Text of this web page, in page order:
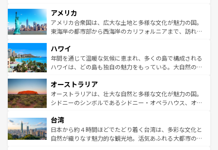
ンツ一覧を参照してほしい。
の建物がそのまま残る町や、スイスならではのユニークな
博物館もあり、アルプス観光だけでなく町歩きも満喫する
ことができる。国民の所得が高いため物価も高いが、旅行
ば市内交通費無料で観光を楽しむこともできる。 なお、新
着のスイス情報はコンテンツ一覧 を参照してほしい。
アメリカ
アメリカ合衆国は、広大な土地と多様な文化が魅力の国。
東海岸の都市部から西海岸のカリフォルニアまで、訪れる
のような巨大都市は、観光、ショッピング、エンターテイ
ンメントが詰まった刺激的なスポットだ。一方、アメリカ
西部には大自然が広がり、グランドキャニオンやイエロー
部のニューオーリンズでは、音楽と美食が融合した独特の
文化が魅力。旅行者はアメリカの各地域で異なる魅力を楽
しみながら、その多様性と豊かな歴史を感じることができ
ならではの贅沢な旅のスタイルだ。 なお、新着のアメリカ
情報はコンテンツ一覧を参照してほしい。
ハワイ
年間を通じて温暖な気候に恵まれ、多くの島で構成される
ハワイは、どの島も独自の魅力をもっている。大自然の神
ワイ島は見逃せない。また、定番の観光地といえばオアフ
島だが、静かな自然を求めるならマウイ島やカウアイ島が
おすすめ。エメラルドグリーンに輝く海をはじめ、豊かな
れるおもてなしの心で訪れる人々を迎えてくれるハワイの
人々、おいしいローカルフードやハワイアンミュージッ
ク、伝統的なフラダンスなど、すべてがハワイの魅力を彩
オーストラリア
オーストラリアは、壮大な自然と多様な文化が魅力の国。
シドニーのシンボルであるシドニー・オペラハウス、オー
リアリーフや大陸中央部にそびえるウルル（エアーズロッ
ク）、タスマニアの美しい原生林やケアンズの熱帯雨林な
ど、見どころがたくさん。また、カフェやワイン、オージ
台湾
日本から約４時間ほどでたどり着く台湾は、多彩な文化と
自然が織りなす魅力的な観光地。活気あふれる大都市の台